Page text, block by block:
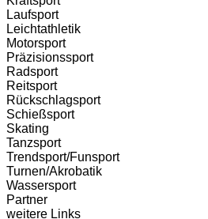
Laufsport
Leichtathletik
Motorsport
Präzisionssport
Radsport
Reitsport
Rückschlagsport
Schießsport
Skating
Tanzsport
Trendsport/Funsport
Turnen/Akrobatik
Wassersport
Partner
weitere Links